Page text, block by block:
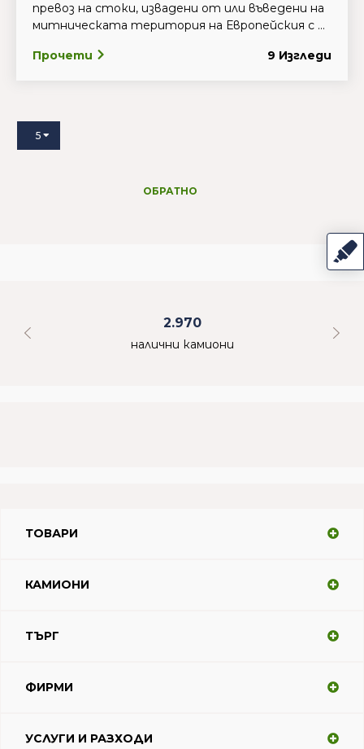
превоз на стоки, извадени от или въведени на
митническата територия на Европейския с ...
Прочети 9 Изгледи
5
ОБРАТНО
2.970
налични камиони
ТОВАРИ
КАМИОНИ
ТЪРГ
ФИРМИ
УСЛУГИ И РАЗХОДИ